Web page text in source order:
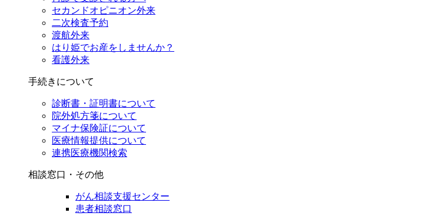
セカンドオピニオン外来
二次検査予約
渡航外来
はり姫でお産をしませんか？
看護外来
手続きについて
診断書・証明書について
院外処方箋について
マイナ保険証について
医療情報提供について
連携医療機関検索
相談窓口・その他
がん相談支援センター
患者相談窓口